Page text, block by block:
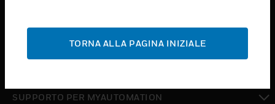
ASSISTENZA
toggle view
toggle view
SUPPORTO PER MYAUTOMATION
TORNA ALLA PAGINA INIZIALE